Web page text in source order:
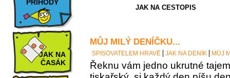
PŘÍHODY
JAK NA
ČASÁK
JAK NA CESTOPIS
MŮJ MILÝ DENÍČKU...
SPISOVATELEM HRAVĚ JAK NA DENÍK MŮJ
Řeknu vám jedno ukrutné